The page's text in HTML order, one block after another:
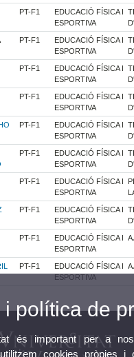
PT-F1
EDUCACIÓ FÍSICA I
ESPORTIVA
PT-F1
EDUCACIÓ FÍSICA I
ESPORTIVA
PT-F1
EDUCACIÓ FÍSICA I
ESPORTIVA
PT-F1
EDUCACIÓ FÍSICA I
ESPORTIVA
PT-F1
EDUCACIÓ FÍSICA I
ESPORTIVA
PT-F1
EDUCACIÓ FÍSICA I
ESPORTIVA
PT-F1
EDUCACIÓ FÍSICA I
ESPORTIVA
PT-F1
EDUCACIÓ FÍSICA I
ESPORTIVA
PT-F1
EDUCACIÓ FÍSICA I
ESPORTIVA
PT-F1
EDUCACIÓ FÍSICA I
ESPORTIVA
política de
és important per a
cookies pròpies